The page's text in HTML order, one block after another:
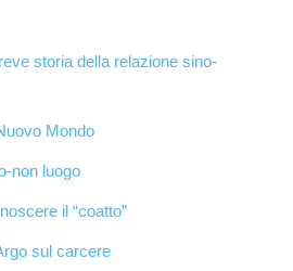
storia della relazione sino-
Mondo
non luogo
il “coatto”
sul carcere